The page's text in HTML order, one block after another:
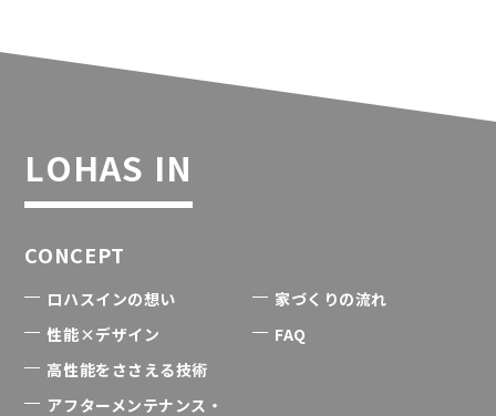
LOHAS IN
CONCEPT
ロハスインの想い
性能×デザイン
高性能をささえる技術
アフターメンテナンス・
家づくりの流れ
FAQ